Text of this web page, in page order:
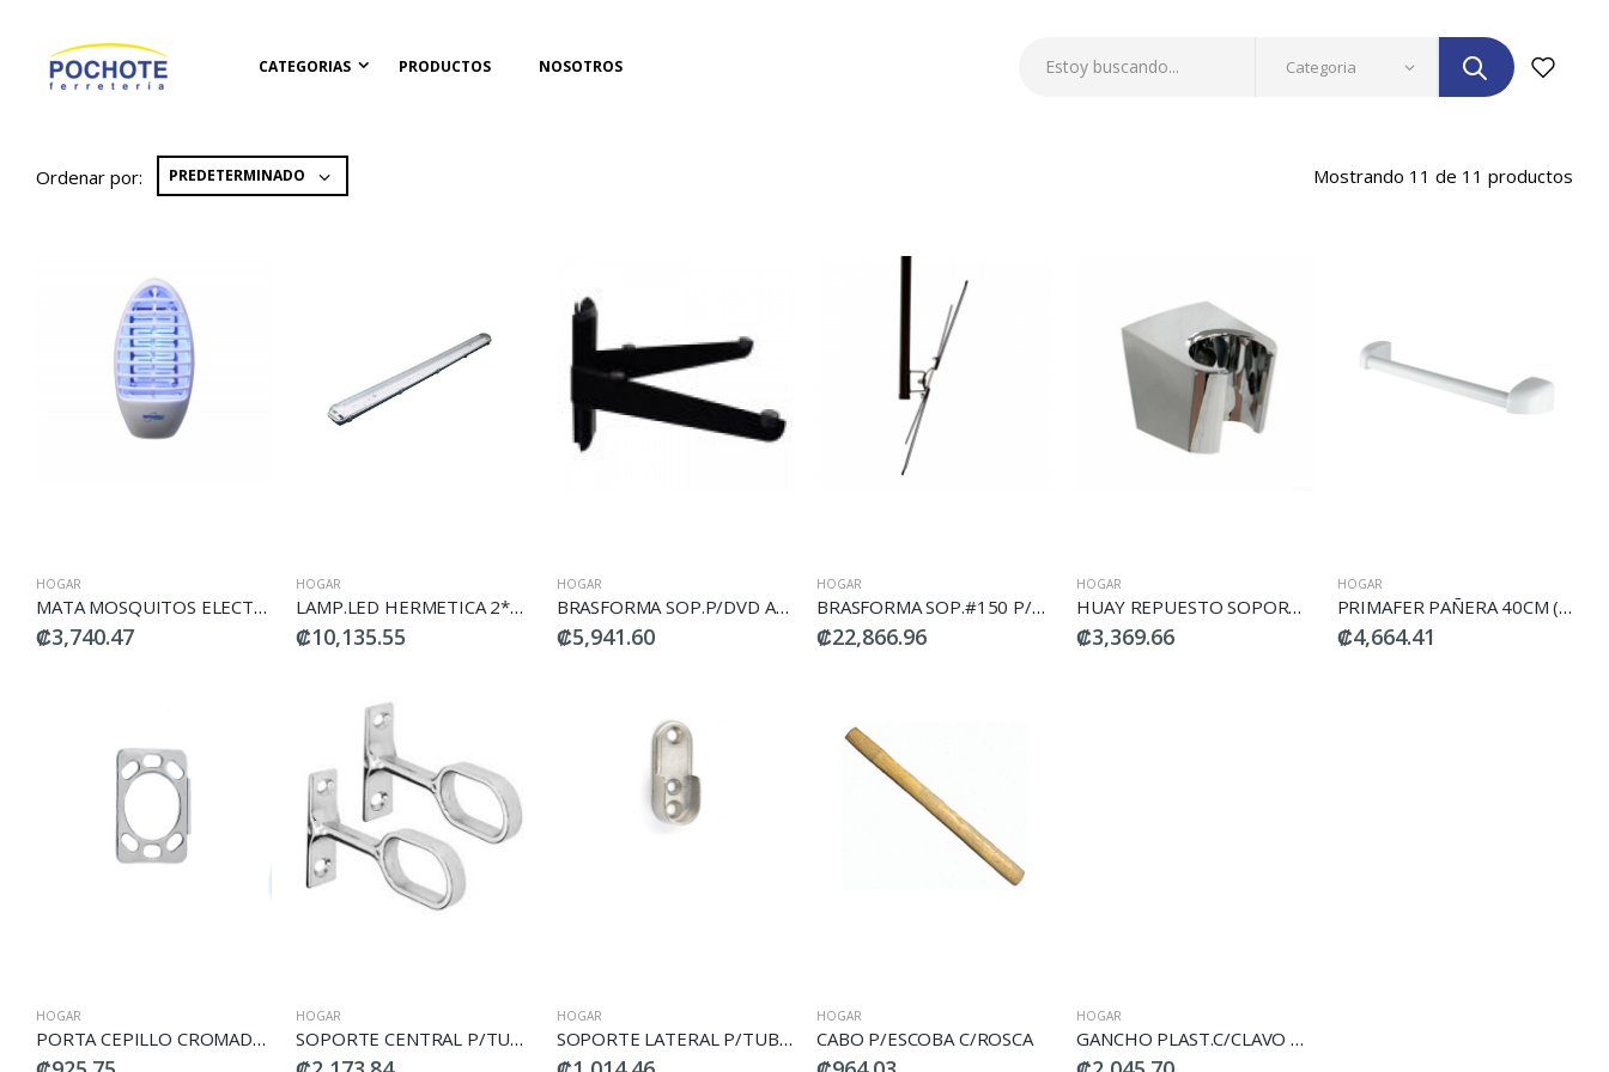
CATEGORIAS PRODUCTOS NOSOTROS
Ordenar por: Mostrando 11 de 11 productos
HOGAR
MATA MOSQUITOS ELECTRICO 120V E35860 ROCKWELL
₡3,740.47
HOGAR
LAMP.LED HERMETICA 2*18W AMERICAN
₡10,135.55
HOGAR
BRASFORMA SOP.P/DVD A172 NEGRO
₡5,941.60
HOGAR
BRASFORMA SOP.#150 P/TV 10-55 TECHO
₡22,866.96
HOGAR
HUAY REPUESTO SOPORTE P/TELEFONO DE DUCHA HUNK 203
₡3,369.66
HOGAR
PRIMAFER PAÑERA 40CM (16") BLANCA
₡4,664.41
HOGAR
PORTA CEPILLO CROMADO #463-A
HOGAR
SOPORTE CENTRAL P/TUBO OVALADO (2PCS) DECOSTEEL
HOGAR
SOPORTE LATERAL P/TUBO OVALADO (2PCS) DECOSTEEL
HOGAR
CABO P/ESCOBA C/ROSCA
HOGAR
GANCHO PLAST.C/CLAVO #3180 4PZ